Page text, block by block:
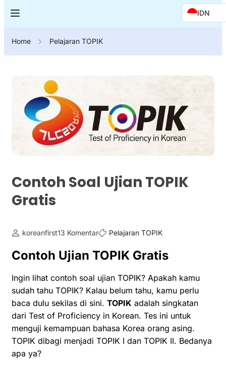
IDN
Home Pelajaran TOPIK
Contoh Soal Ujian TOPIK
Gratis
koreanfirst13 Komentar Pelajaran TOPIK
Contoh Ujian TOPIK Gratis
Ingin lihat contoh soal ujian TOPIK? Apakah kamu
sudah tahu TOPIK? Kalau belum tahu, kamu perlu
baca dulu sekilas di sini. TOPIK adalah singkatan
dari Test of Proficiency in Korean. Tes ini untuk
menguji kemampuan bahasa Korea orang asing.
TOPIK dibagi menjadi TOPIK I dan TOPIK II. Bedanya
apa ya?